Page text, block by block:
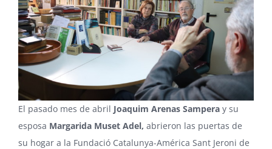
El pasado mes de abril Joaquim Arenas Sampera y su
esposa Margarida Muset Adel, abrieron las puertas de
su hogar a la Fundació Catalunya-América Sant Jeroni de